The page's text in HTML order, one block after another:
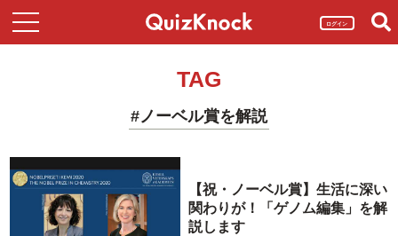
ログイン
TAG
#ノーベル賞を解説
【祝・ノーベル賞】生活に深い
関わりが！「ゲノム編集」を解
説します